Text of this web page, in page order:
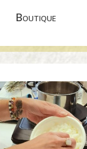
Boutique